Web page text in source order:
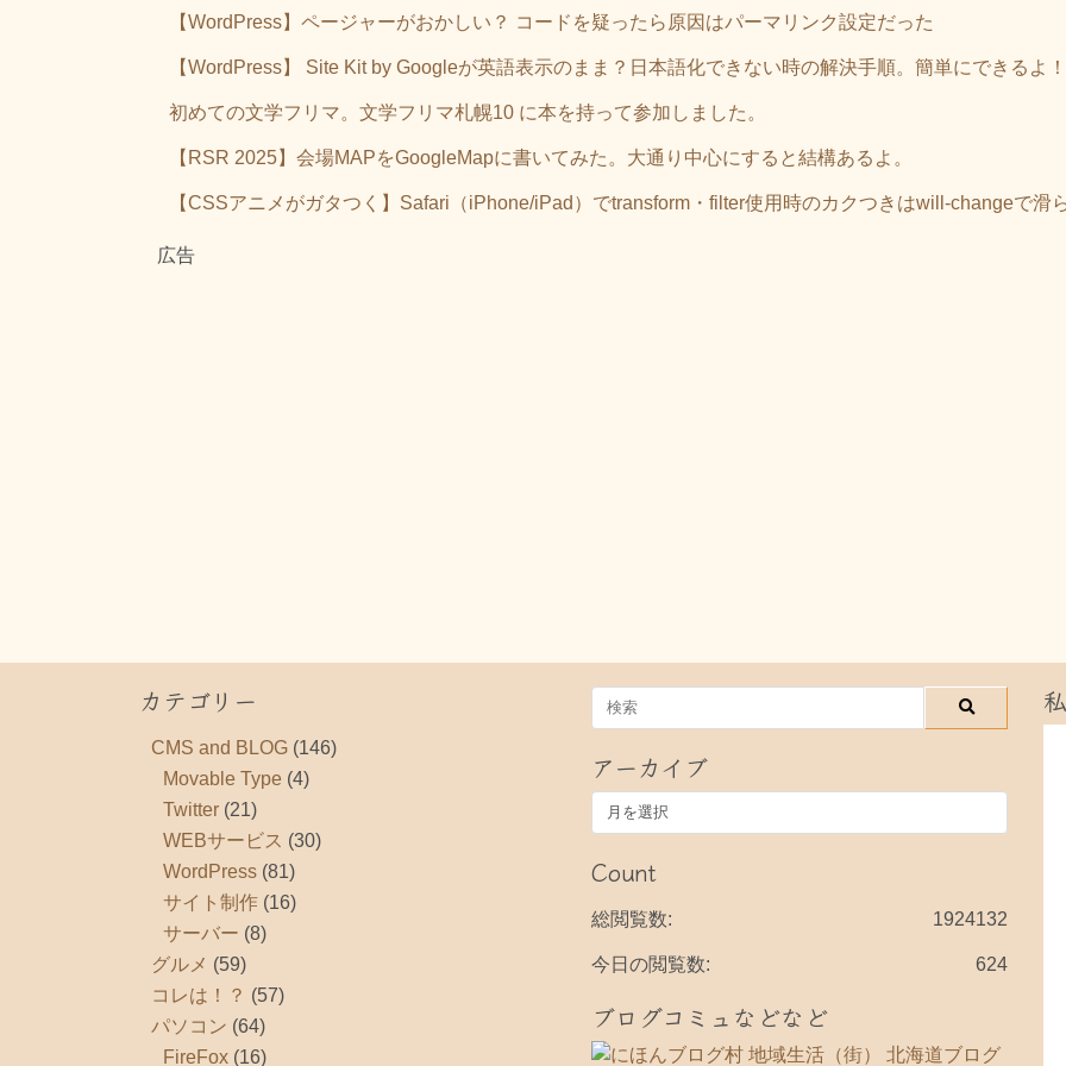
【WordPress】ページャーがおかしい？ コードを疑ったら原因はパーマリンク設定だった
【WordPress】 Site Kit by Googleが英語表示のまま？日本語化できない時の解決手順。簡単にできるよ！
初めての文学フリマ。文学フリマ札幌10 に本を持って参加しました。
【RSR 2025】会場MAPをGoogleMapに書いてみた。大通り中心にすると結構あるよ。
【CSSアニメがガタつく】Safari（iPhone/iPad）でtransform・filter使用時のカクつきはwill-changeで滑
広告
カテゴリー
CMS and BLOG (146)
Movable Type (4)
Twitter (21)
WEBサービス (30)
WordPress (81)
サイト制作 (16)
サーバー (8)
グルメ (59)
コレは！？ (57)
パソコン (64)
FireFox (16)
アーカイブ
ー
カ
ブ
Count
1924132
総閲覧数:
624
今日の閲覧数:
ブログコミュなどなど